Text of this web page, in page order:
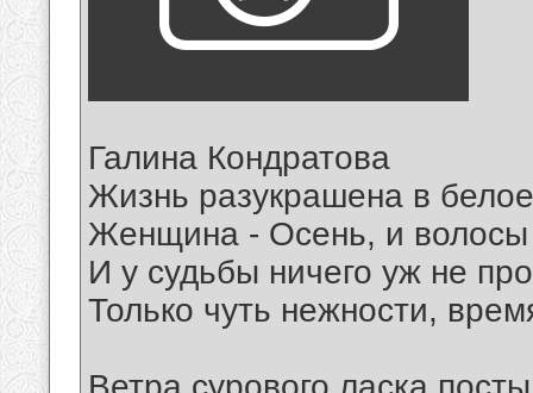
Галина Кондратова
Жизнь разукрашена в
Женщина - Осень, и волосы
И у судьбы ничего уж не
Только чуть нежности,